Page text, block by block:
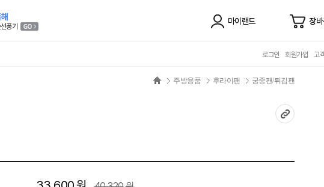
풍기
마이랜드 장
로그인 회원가입 고
주방용품 후라이팬 궁중팬/튀김팬